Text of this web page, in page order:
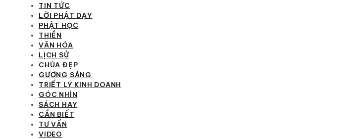
TIN TỨC
LỜI PHẬT DẠY
PHẬT HỌC
THIỀN
VĂN HÓA
LỊCH SỬ
CHÙA ĐẸP
GƯƠNG SÁNG
TRIẾT LÝ KINH DOANH
GÓC NHÌN
SÁCH HAY
CẦN BIẾT
TƯ VẤN
VIDEO